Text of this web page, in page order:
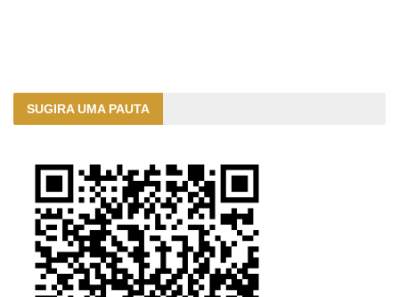
SUGIRA UMA PAUTA